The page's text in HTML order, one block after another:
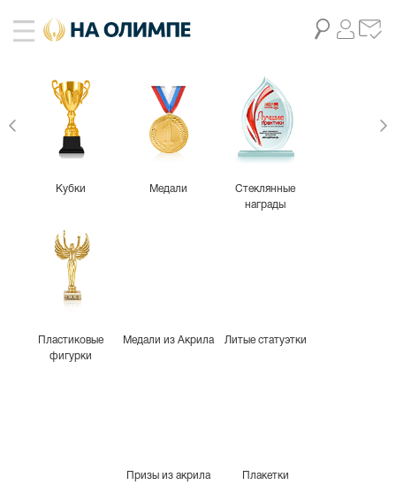
Кубки Медали
Стеклянные
награды
Пластиковые
фигурки
Медали из Акрила Литые статуэтки
Призы из акрила Плакетки